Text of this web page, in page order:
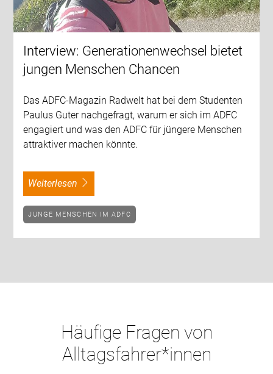
Interview: Generationenwechsel bietet
jungen Menschen Chancen
Das ADFC-Magazin Radwelt hat bei dem Studenten
Paulus Guter nachgefragt, warum er sich im ADFC
engagiert und was den ADFC für jüngere Menschen
attraktiver machen könnte.
weiterlesen
JUNGE MENSCHEN IM ADFC
Häufige Fragen von
Alltagsfahrer*innen